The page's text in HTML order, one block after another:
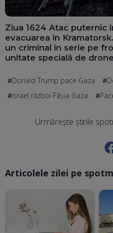
Ziua 1624 Atac puternic
evacuarea în
un criminal în serie pe
unitate specială de
Donald Trump pace Gaza
Israel război Fâșia Gaza
Urmărește știrile
Articolele zilei pe